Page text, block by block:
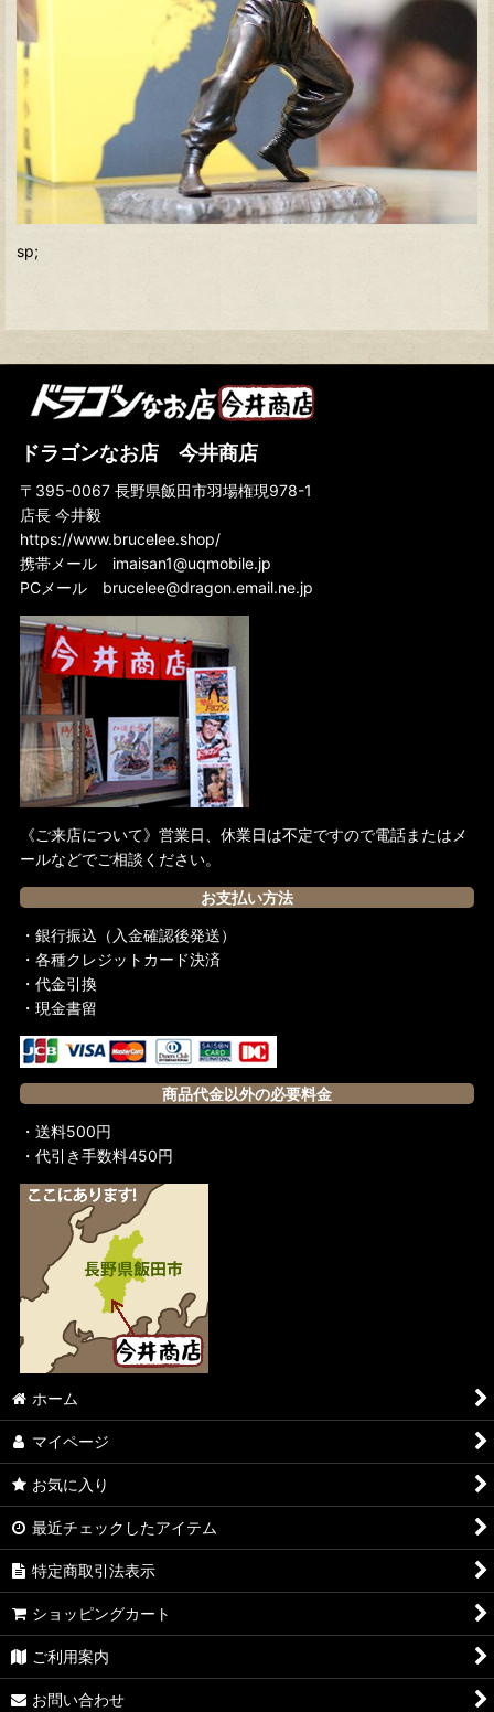
sp;
ドラゴンなお店 今井商店
〒395-0067 長野県飯田市羽場権現978-1
店長 今井毅
https://www.brucelee.shop/
携帯メール imaisan1@uqmobile.jp
PCメール brucelee@dragon.email.ne.jp
《ご来店について》営業日、休業日は不定ですので電話またはメ
ールなどでご相談ください。
お支払い方法
・銀行振込（入金確認後発送）
・各種クレジットカード決済
・代金引換
・現金書留
商品代金以外の必要料金
・送料500円
・代引き手数料450円
ホーム
マイページ
お気に入り
最近チェックしたアイテム
特定商取引法表示
ショッピングカート
ご利用案内
お問い合わせ